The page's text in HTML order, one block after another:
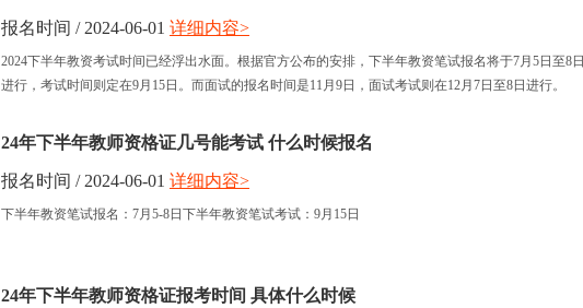
报名时间 / 2024-06-01
2024下半年教资考试时间已经浮出水面。根据官方公布的安排，下半年教资笔试报名将于7月5日至8日
进行，考试时间则定在9月15日。而面试的报名时间是11月9日，面试考试则在12月7日至8日进行。
详细内容>
24年下半年教师资格证几号能考试 什么时候报名
报名时间 / 2024-06-01
下半年教资笔试报名：7月5-8日下半年教资笔试考试：9月15日
详细内容>
24年下半年教师资格证报考时间 具体什么时候